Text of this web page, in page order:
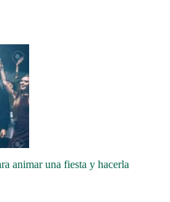
animar una fiesta y hacerla